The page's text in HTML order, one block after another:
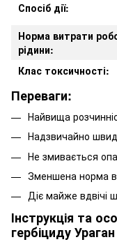
Спосіб дії:
Норма витрати
рідини:
Клас токсичності:
Переваги:
Найвища
Надзвичайно
Не змивається
Зменшена норма
Діє майже вдвічі
Інструкція та
гербіциду